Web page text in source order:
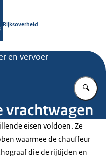
Rijksoverheid
en vervoer
vrachtwagen
eisen voldoen. Ze
waarmee de chauffeur
die de rijtijden en